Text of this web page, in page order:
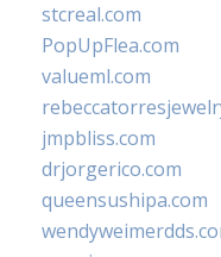
stcreal.com
PopUpFlea.com
valueml.com
jmpbliss.com
drjorgerico.com
queensushipa.com